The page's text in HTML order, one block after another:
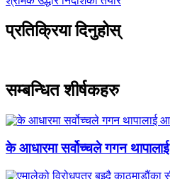
प्रतिक्रिया दिनुहोस्
सम्बन्धित शीर्षकहरु
के आधारमा सर्वोच्चले गगन